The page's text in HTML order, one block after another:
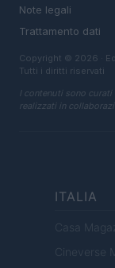
Note legali
Trattamento dati
Copyright © 2026 ·
Tutti i diritti riservati
I contenuti sono
realizzati in
ITALIA
Casa
Cineverse